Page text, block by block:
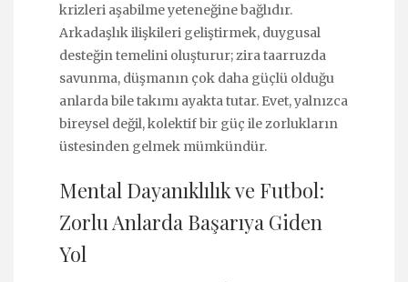
krizleri aşabilme yeteneğine bağlıdır.
Arkadaşlık ilişkileri geliştirmek, duygusal
desteğin temelini oluşturur; zira taarruzda
savunma, düşmanın çok daha güçlü olduğu
anlarda bile takımı ayakta tutar. Evet, yalnızca
bireysel değil, kolektif bir güç ile zorlukların
üstesinden gelmek mümkündür.
Mental Dayanıklılık ve Futbol:
Zorlu Anlarda Başarıya Giden
Yol